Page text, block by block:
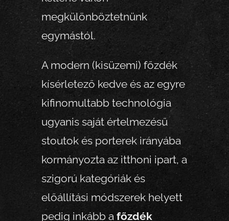
megkülönböztetnünk
egymástól.
A modern (kisüzemi) főzdék
kísérletező kedve és az egyre
kifinomultabb technológia
ugyanis saját értelmezésű
stoutok és porterek irányába
kormányozta az itthoni ipart, a
szigorú kategóriák és
előállítási módszerek helyett
pedig inkább a főzdék